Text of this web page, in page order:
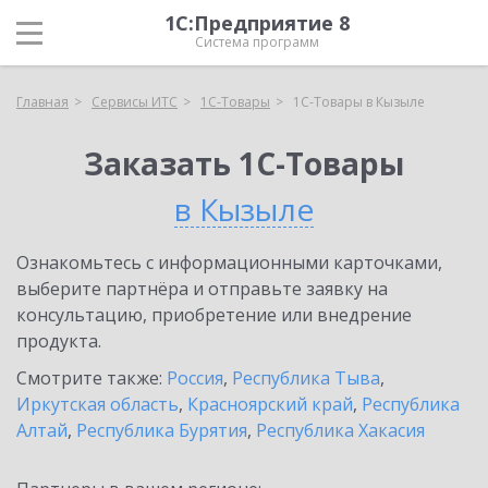
1С:Предприятие 8
Система программ
Главная Сервисы ИТС 1С-Товары 1С-Товары в Кызыле
Заказать 1С-Товары
в Кызыле
Ознакомьтесь с информационными карточками,
выберите партнёра и отправьте заявку на
консультацию, приобретение или внедрение
продукта.
Смотрите также: Россия, Республика Тыва,
Иркутская область, Красноярский край, Республика
Алтай, Республика Бурятия, Республика Хакасия